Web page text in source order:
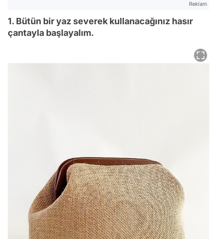
Reklam
1. Bütün bir yaz severek kullanacağınız hasır
çantayla başlayalım.